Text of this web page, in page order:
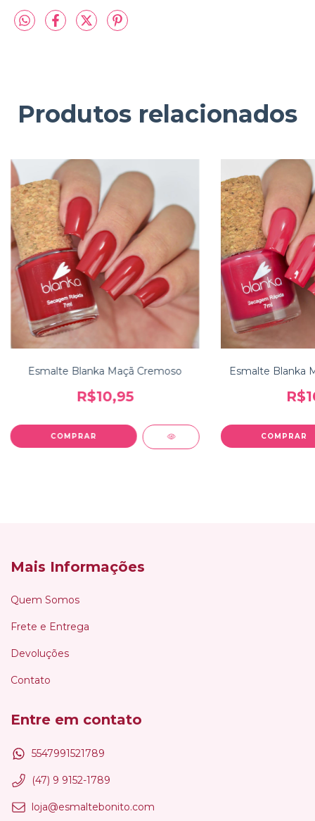
Produtos relacionados
Esmalte Blanka Maçã Cremoso
R$10,95
Esmalte Blanka
Mais Informações
Quem Somos
Frete e Entrega
Devoluções
Contato
Entre em contato
5547991521789
(47) 9 9152-1789
loja@esmaltebonito.com